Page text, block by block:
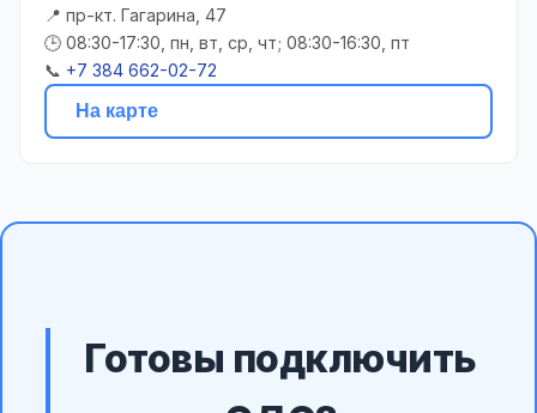
📍 пр-кт. Гагарина, 47
🕒 08:30-17:30, пн, вт, ср, чт; 08:30-16:30, пт
📞 +7 384 662-02-72
На карте
Готовы подключить